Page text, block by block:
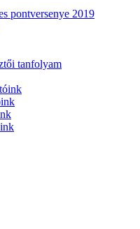
pontversenye 2019
tanfolyam